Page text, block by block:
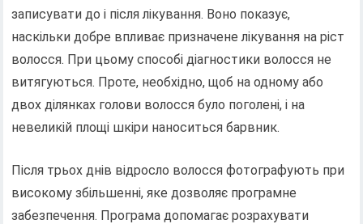
записувати до і після лікування. Воно показує,
наскільки добре впливає призначене лікування на ріст
волосся. При цьому способі діагностики волосся не
витягуються. Проте, необхідно, щоб на одному або
двох ділянках голови волосся було поголені, і на
невеликій площі шкіри наноситься барвник.
Після трьох днів відросло волосся фотографують при
високому збільшенні, яке дозволяє програмне
забезпечення. Програма допомагає розрахувати